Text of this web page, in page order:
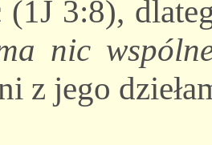
3:8),
nic
z jego